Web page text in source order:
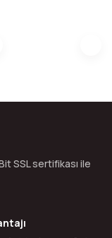
SSL sertifikası ile